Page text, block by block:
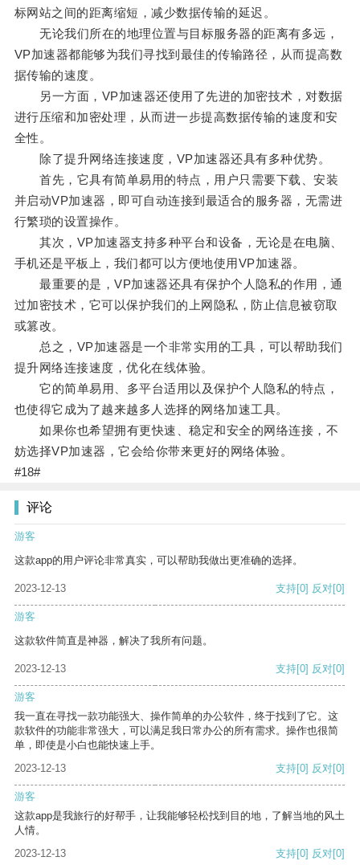
标网站之间的距离缩短，减少数据传输的延迟。
无论我们所在的地理位置与目标服务器的距离有多远，
VP加速器都能够为我们寻找到最佳的传输路径，从而提高数
据传输的速度。
另一方面，VP加速器还使用了先进的加密技术，对数据
进行压缩和加密处理，从而进一步提高数据传输的速度和安
全性。
除了提升网络连接速度，VP加速器还具有多种优势。
首先，它具有简单易用的特点，用户只需要下载、安装
并启动VP加速器，即可自动连接到最适合的服务器，无需进
行繁琐的设置操作。
其次，VP加速器支持多种平台和设备，无论是在电脑、
手机还是平板上，我们都可以方便地使用VP加速器。
最重要的是，VP加速器还具有保护个人隐私的作用，通
过加密技术，它可以保护我们的上网隐私，防止信息被窃取
或篡改。
总之，VP加速器是一个非常实用的工具，可以帮助我们
提升网络连接速度，优化在线体验。
它的简单易用、多平台适用以及保护个人隐私的特点，
也使得它成为了越来越多人选择的网络加速工具。
如果你也希望拥有更快速、稳定和安全的网络连接，不
妨选择VP加速器，它会给你带来更好的网络体验。
#18#
评论
游客
这款app的用户评论非常真实，可以帮助我做出更准确的选择。
2023-12-13 支持[0] 反对[0]
游客
这款软件简直是神器，解决了我所有问题。
2023-12-13 支持[0] 反对[0]
游客
我一直在寻找一款功能强大、操作简单的办公软件，终于找到了它。这
款软件的功能非常强大，可以满足我日常办公的所有需求。操作也很简
单，即使是小白也能快速上手。
2023-12-13
支持[0] 反对[0]
游客
这款app是我旅行的好帮手，让我能够轻松找到目的地，了解当地的风土
人情。
2023-12-13
支持[0] 反对[0]